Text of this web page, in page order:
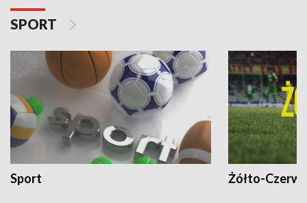
SPORT
Sport Żółto-